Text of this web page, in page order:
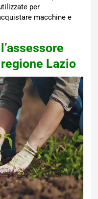
per
macchine e
Lazio